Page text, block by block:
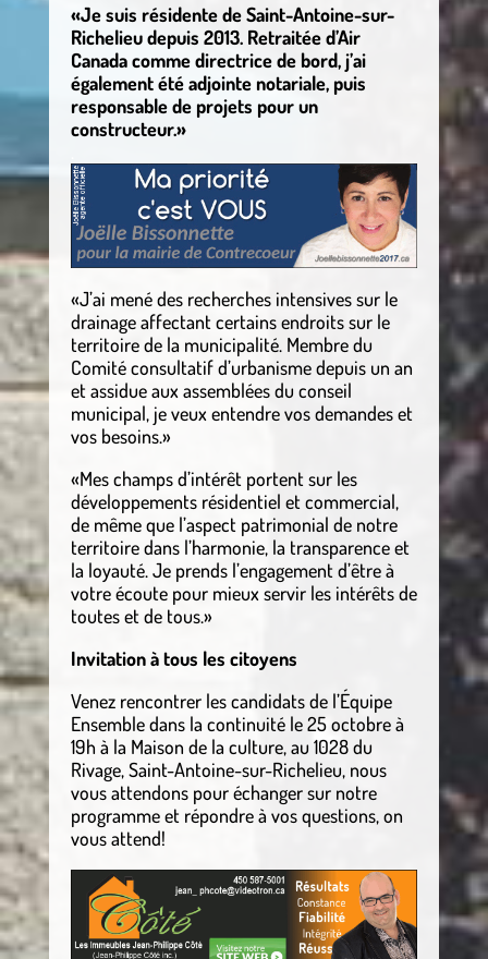
«Je suis résidente de Saint-Antoine-sur-
Richelieu depuis 2013. Retraitée d’Air
Canada comme directrice de bord, j’ai
également été adjointe notariale, puis
responsable de projets pour un
constructeur.»
«J’ai mené des recherches intensives sur le
drainage affectant certains endroits sur le
territoire de la municipalité. Membre du
Comité consultatif d’urbanisme depuis un an
et assidue aux assemblées du conseil
municipal, je veux entendre vos demandes et
vos besoins.»
«Mes champs d’intérêt portent sur les
développements résidentiel et commercial,
de même que l’aspect patrimonial de notre
territoire dans l’harmonie, la transparence et
la loyauté. Je prends l’engagement d’être à
votre écoute pour mieux servir les intérêts de
toutes et de tous.»
Invitation à tous les citoyens
Venez rencontrer les candidats de l’Équipe
Ensemble dans la continuité le 25 octobre à
19h à la Maison de la culture, au 1028 du
Rivage, Saint-Antoine-sur-Richelieu, nous
vous attendons pour échanger sur notre
programme et répondre à vos questions, on
vous attend!